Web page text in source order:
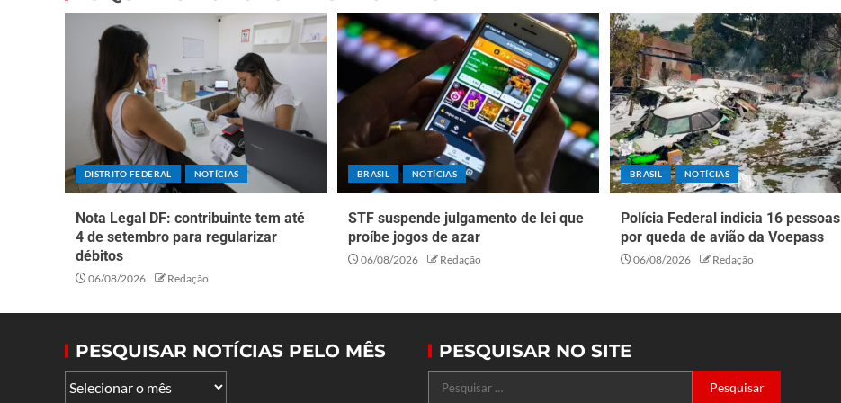
DISTRITO FEDERAL NOTÍCIAS
Nota Legal DF: contribuinte tem até
4 de setembro para regularizar
débitos
06/08/2026 Redação
BRASIL NOTÍCIAS
STF suspende julgamento de lei que
proíbe jogos de azar
06/08/2026 Redação
BRASIL NOTÍCIAS
Polícia Federal indicia 16 pessoas
por queda de avião da Voepass
06/08/2026 Redação
PESQUISAR NOTÍCIAS PELO MÊS PESQUISAR NO SITE